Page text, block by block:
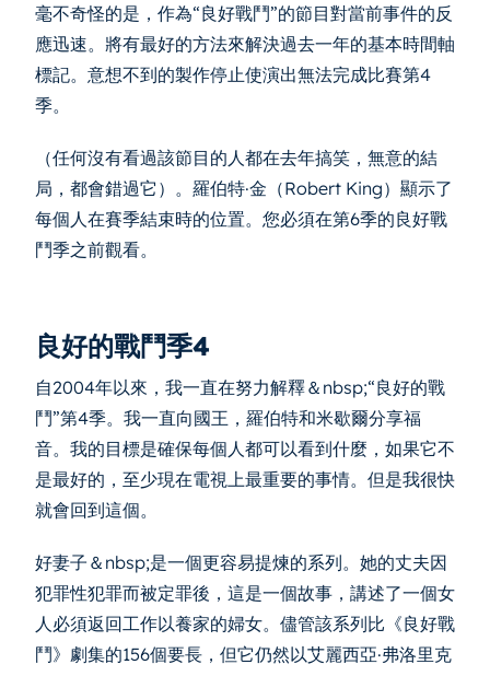
毫不奇怪的是，作為“良好戰鬥”的節目對當前事件的反
應迅速。將有最好的方法來解決過去一年的基本時間軸
標記。意想不到的製作停止使演出無法完成比賽第4
季。
（任何沒有看過該節目的人都在去年搞笑，無意的結
局，都會錯過它）。羅伯特·金（Robert King）顯示了
每個人在賽季結束時的位置。您必須在第6季的良好戰
鬥季之前觀看。
良好的戰鬥季4
自2004年以來，我一直在努力解釋＆nbsp;“良好的戰
鬥”第4季。我一直向國王，羅伯特和米歇爾分享福
音。我的目標是確保每個人都可以看到什麼，如果它不
是最好的，至少現在電視上最重要的事情。但是我很快
就會回到這個。
好妻子＆nbsp;是一個更容易提煉的系列。她的丈夫因
犯罪性犯罪而被定罪後，這是一個故事，講述了一個女
人必須返回工作以養家的婦女。儘管該系列比《良好戰
鬥》劇集的156個要長，但它仍然以艾麗西亞·弗洛里克